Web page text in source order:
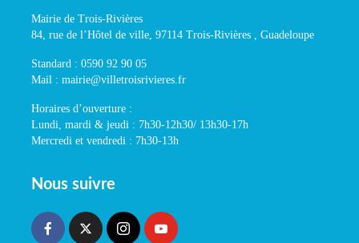
Mairie de Trois-Rivières
84, rue de l’Hôtel de ville, 97114 Trois-Rivières , Guadeloupe
Standard : 0590 92 90 05
Mail : mairie@villetroisrivieres.fr
Horaires d’ouverture :
Lundi, mardi & jeudi : 7h30-12h30/ 13h30-17h
Mercredi et vendredi : 7h30-13h
Nous suivre